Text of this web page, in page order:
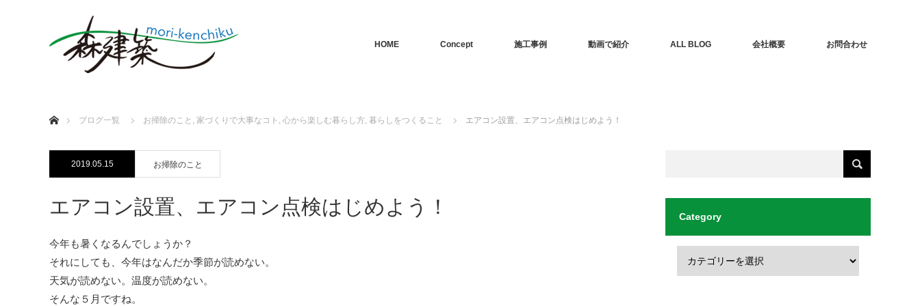
HOME Concept 施工事例 動画で紹介 ALL BLOG 会社概要 お問合わせ
ブログ一覧
お掃除のこと , 家づくりで大事なコト , 心から楽しむ暮らし方, 暮らしをつくること エアコン設置、エアコン点検はじめよう！
2019.05.15 お掃除のこと
エアコン設置、エアコン点検はじめよう！
今年も暑くなるんでしょうか？
それにしても、今年はなんだか季節が読めない。
天気が読めない。温度が読めない。
そんな５月ですね。
Category